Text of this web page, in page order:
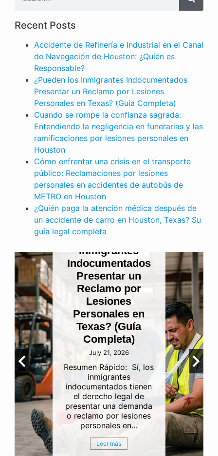
Recent Posts
Accidente de Refinería e Industrial en el Canal
de Navegación de Houston: ¿Quién es
Responsable?
¿Pueden los Inmigrantes Indocumentados
Presentar un Reclamo por Lesiones
Personales en Texas? (Guía Completa)
Cuando se rompe la confianza sagrada:
Entendiendo la negligencia en funerarias y las
ramificaciones por lesiones personales en
Houston
Cómo enfrentar una crisis en el transporte
público: Reclamaciones por lesiones
personales en accidentes de autobús de
METRO en Houston
¿Quién paga la atención médica después de
un accidente de carro en Houston, Texas? Su
guía legal completa
LESIONES PERSONALES
Cuando se rompe
la confianza
sagrada:
Entendiendo la
negligencia en
funerarias y las
ramificaciones
por lesiones
personales en
Houston
July 15, 2026
Perder a un ser querido
es una de las
experiencias más
difíciles, desgarradoras y
emocionalmente
agotadoras que puede
enfrentar una...
Leer más